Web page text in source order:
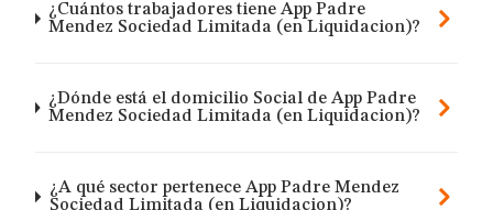
¿Cuántos trabajadores tiene App Padre
Mendez Sociedad Limitada (en Liquidacion)?
¿Dónde está el domicilio Social de App Padre
Mendez Sociedad Limitada (en Liquidacion)?
¿A qué sector pertenece App Padre Mendez
Sociedad Limitada (en Liquidacion)?